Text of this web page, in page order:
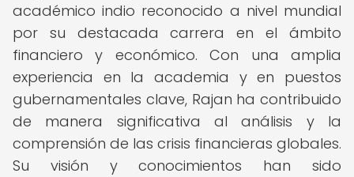
académico indio reconocido a nivel mundial
por su destacada carrera en el ámbito
financiero y económico. Con una amplia
experiencia en la academia y en puestos
gubernamentales clave, Rajan ha contribuido
de manera significativa al análisis y la
comprensión de las crisis financieras globales.
Su visión y conocimientos han sido